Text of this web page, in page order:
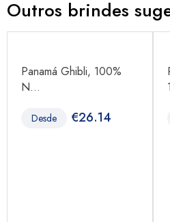
Outros brindes
Panamá Ghibli, 100%
N...
Desde €26.14